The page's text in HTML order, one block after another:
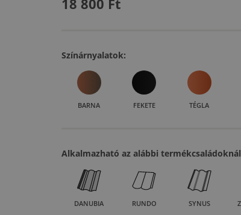
18 800 Ft
Színárnyalatok:
BARNA FEKETE TÉGLA
Alkalmazható az alábbi
DANUBIA RUNDO SYNUS